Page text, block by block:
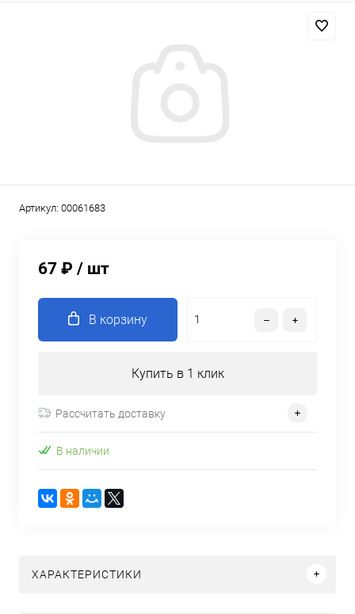
Артикул: 00061683
67 ₽ / шт
В корзину
Купить в 1 клик
Рассчитать доставку
В наличии
ХАРАКТЕРИСТИКИ